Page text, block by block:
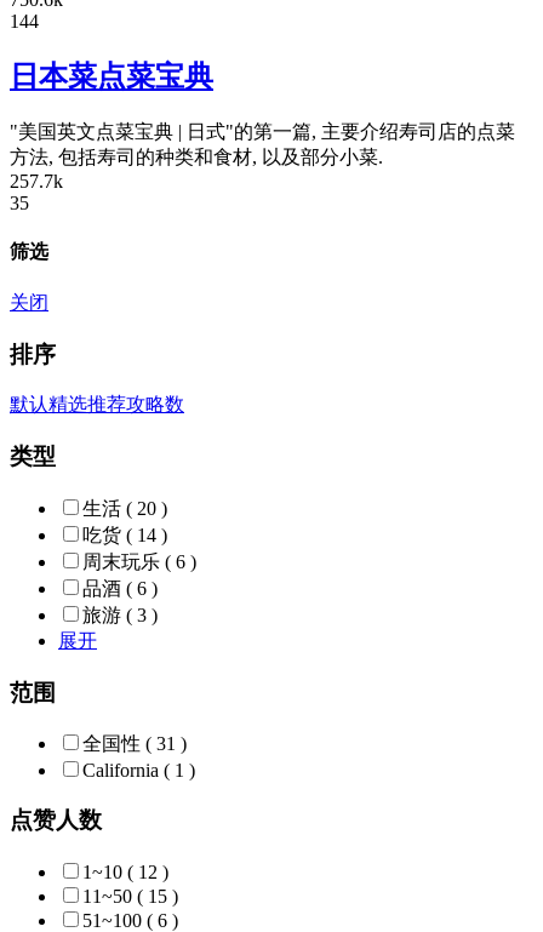
144
日本菜点菜宝典
"美国英文点菜宝典 | 日式"的第一篇, 主要介绍寿司店的点菜
方法, 包括寿司的种类和食材, 以及部分小菜.
257.7k
35
筛选
关闭
排序
默认精选推荐攻略数
类型
生活 ( 20 )
吃货 ( 14 )
周末玩乐 ( 6 )
品酒 ( 6 )
旅游 ( 3 )
展开
范围
全国性 ( 31 )
California ( 1 )
点赞人数
1~10 ( 12 )
11~50 ( 15 )
51~100 ( 6 )